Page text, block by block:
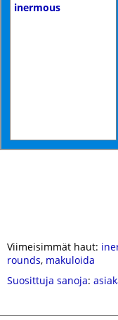
inermous
Viimeisimmät haut:
rounds, makuloida
Suosittuja sanoja: